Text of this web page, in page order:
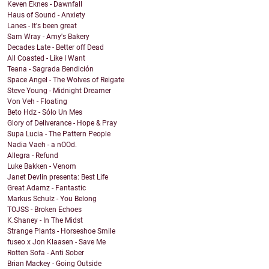
Keven Eknes - Dawnfall
Haus of Sound - Anxiety
Lanes - It's been great
Sam Wray - Amy's Bakery
Decades Late - Better off Dead
All Coasted - Like I Want
Teana - Sagrada Bendición
Space Angel - The Wolves of Reigate
Steve Young - Midnight Dreamer
Von Veh - Floating
Beto Hdz - Sólo Un Mes
Glory of Deliverance - Hope & Pray
Supa Lucia - The Pattern People
Nadia Vaeh - a nOOd.
Allegra - Refund
Luke Bakken - Venom
Janet Devlin presenta: Best Life
Great Adamz - Fantastic
Markus Schulz - You Belong
TOJSS - Broken Echoes
K.Shaney - In The Midst
Strange Plants - Horseshoe Smile
fuseo x Jon Klaasen - Save Me
Rotten Sofa - Anti Sober
Brian Mackey - Going Outside